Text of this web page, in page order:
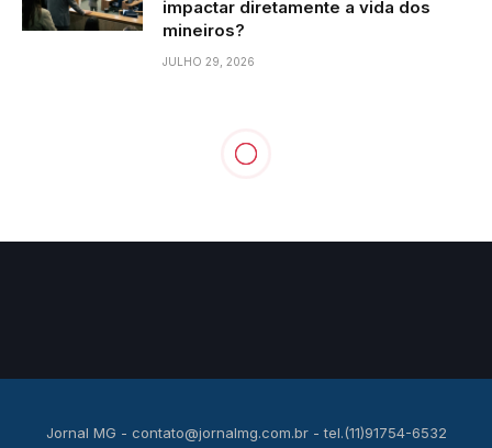
impactar diretamente a vida dos
mineiros?
JULHO 29, 2026
Transformação digital com